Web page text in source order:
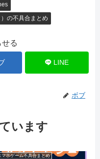
の不具合まとめ
る
LINE
ボブ
います
マホゲーム不具合まとめ